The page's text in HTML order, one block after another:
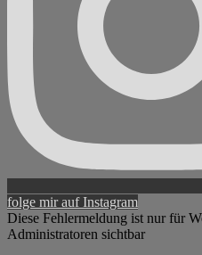
folge mir auf Instagram
Diese Fehlermeldung ist nur für
Administratoren sichtbar